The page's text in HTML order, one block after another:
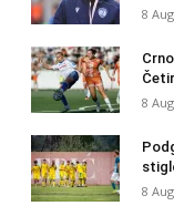
8
8
8